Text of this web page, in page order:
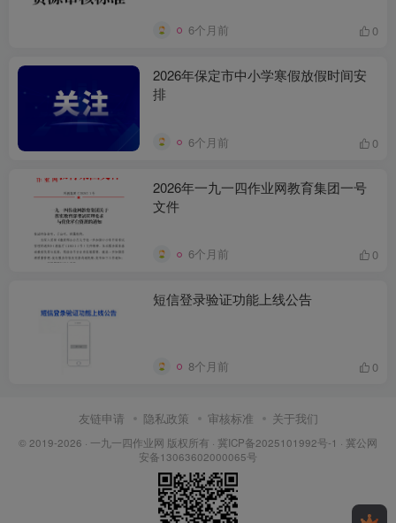
6个月前 0
2026年保定市中小学寒假放假时间安
排
6个月前 0
2026年一九一四作业网教育集团一号
文件
6个月前 0
短信登录验证功能上线公告
8个月前 0
友链申请 隐私政策 审核标准 关于我们
© 2019-2026 · 一九一四作业网 版权所有 · 冀ICP备2025101992号-1 · 冀公网
安备13063602000065号